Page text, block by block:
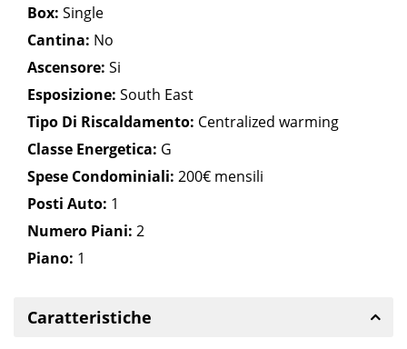
Box: Single
Cantina: No
Ascensore: Si
Esposizione: South East
Tipo Di Riscaldamento: Centralized warming
Classe Energetica: G
Spese Condominiali: 200€ mensili
Posti Auto: 1
Numero Piani: 2
Piano: 1
Caratteristiche